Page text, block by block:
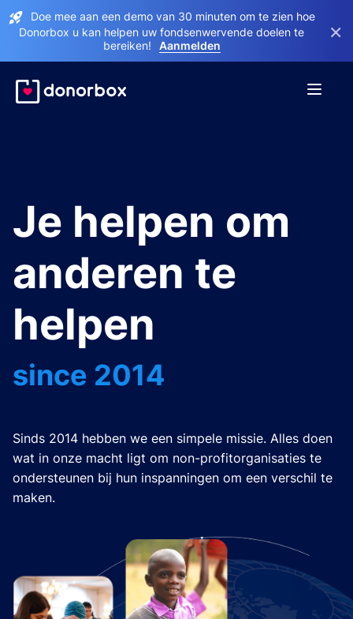
Doe mee aan een demo van 30 minuten om te zien hoe
Donorbox u kan helpen uw fondsenwervende doelen te
bereiken!
Aanmelden
×
Je helpen om
anderen te
helpen
since 2014
Sinds 2014 hebben we een simpele missie. Alles doen
wat in onze macht ligt om non-profitorganisaties te
ondersteunen bij hun inspanningen om een verschil te
maken.